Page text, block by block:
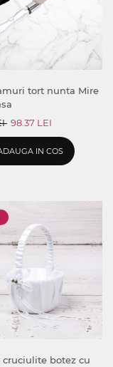
tort nunta Mire
98.37 LEI
IN COS
cruciulite botez cu